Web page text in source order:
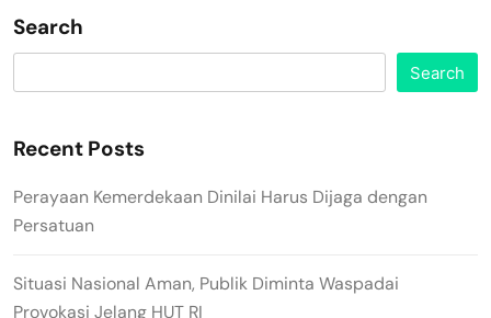
Search
Search
Recent Posts
Perayaan Kemerdekaan Dinilai Harus Dijaga dengan
Persatuan
Situasi Nasional Aman, Publik Diminta Waspadai
Provokasi Jelang HUT RI